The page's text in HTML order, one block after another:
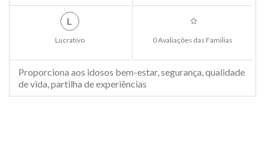
L
Lucrativo 0 Avaliações das Familias
Proporciona aos idosos bem-estar, segurança, qualidade
de vida, partilha de experiências